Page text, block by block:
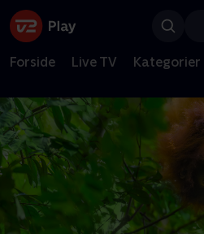
Forside Live TV Kategorier